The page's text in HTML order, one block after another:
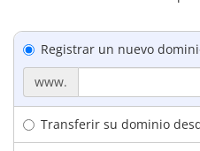
Registrar un nuevo
www.
Transferir su dominio